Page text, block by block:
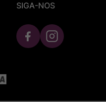
SIGA-NOS